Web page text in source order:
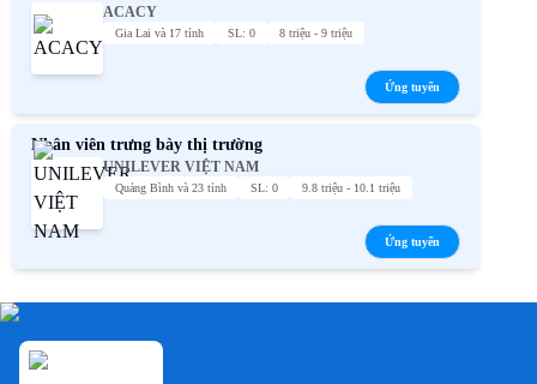
ACACY
Gia Lai và 17 tỉnh SL: 0 8 triệu - 9 triệu
Ứng tuyển
Nhân viên trưng bày thị trường
UNILEVER VIỆT NAM
Quảng Bình và 23 tỉnh SL: 0 9.8 triệu - 10.1 triệu
Ứng tuyển